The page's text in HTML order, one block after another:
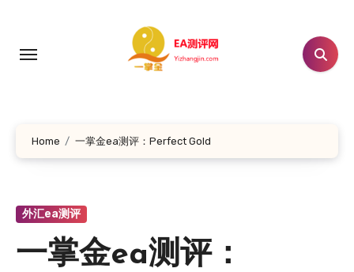
Home 一掌金ea测评：Perfect Gold
外汇ea测评
一掌金ea测评：